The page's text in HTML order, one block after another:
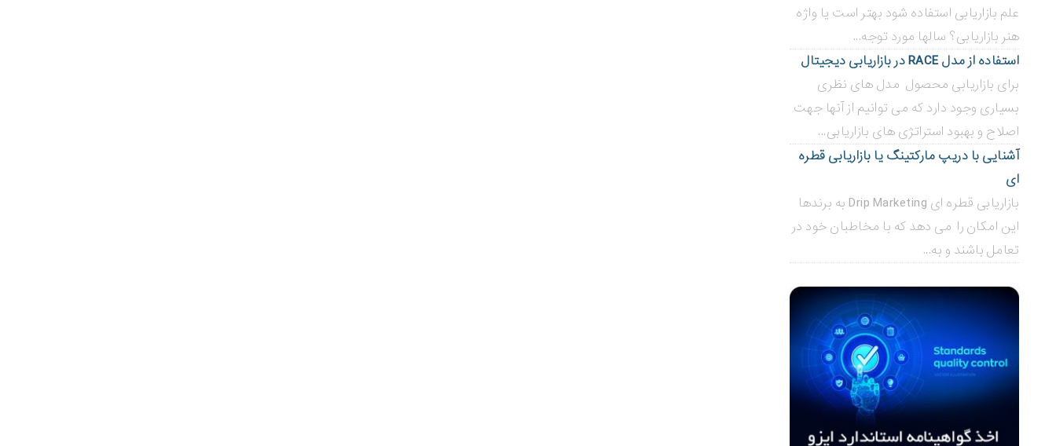
علم بازاریابی استفاده شود بهتر است یا واژه
هنر بازاریابی؟ سالها مورد توجه...
استفاده از مدل RACE در بازاریابی دیجیتال
برای بازاریابی محصول مدل های نظری
بسیاری وجود دارد که می توانیم از آنها جهت
اصلاح و بهبود استراتژی های بازاریابی...
آشنایی با دریپ مارکتینگ یا بازاریابی قطره
ای
بازاریابی قطره ای Drip Marketing به برندها
این امکان را می دهد که با مخاطبان خود در
تعامل باشند و به...